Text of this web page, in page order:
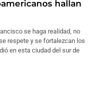
hallan
se haga realidad, no
respete y se fortalezcan los
en esta ciudad del sur de